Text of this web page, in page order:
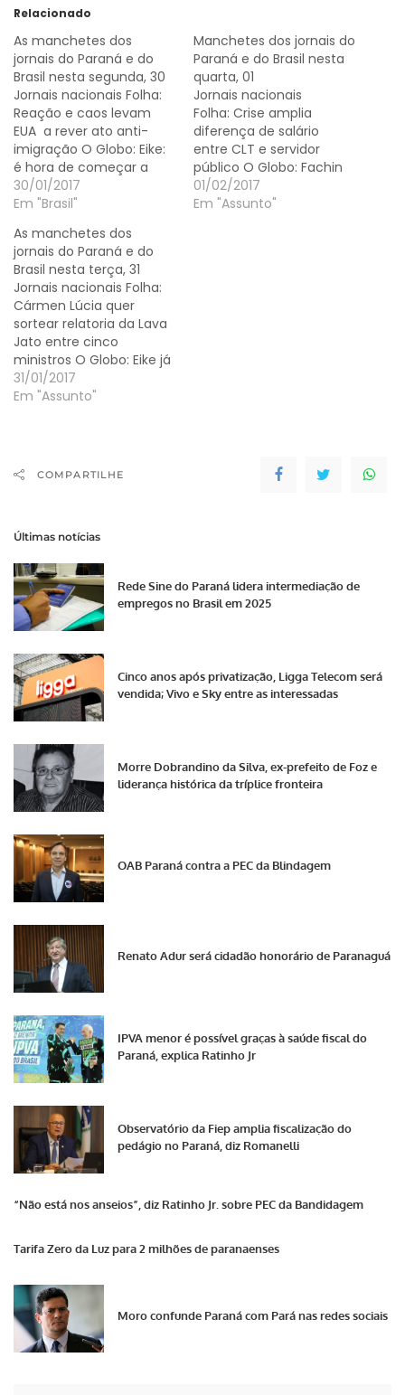
Relacionado
As manchetes dos
jornais do Paraná e do
Brasil nesta segunda, 30
Jornais nacionais Folha:
Reação e caos levam
EUA a rever ato anti-
imigração O Globo: Eike:
é hora de começar a
passar as coisas a limpo
O Estado de S.
equipes para evitar
quebra de empresas
Valor
Econômico: Demissões
na Eletrobras devem
custar R$ 2,5 bi Jornais do
Paraná Gazeta…
30/01/2017
Em "Brasil"
Manchetes dos jornais do
Paraná e do Brasil nesta
quarta, 01
Jornais nacionais
Folha: Crise amplia
diferença de salário
entre CLT e servidor
público O Globo: Fachin
poderá ir para turma que
julga Lava-Jato O Estado
01/02/2017
Em "Assunto"
As manchetes dos
jornais do Paraná e do
Brasil nesta terça, 31
Jornais nacionais Folha:
Cármen Lúcia quer
sortear relatoria da Lava
Jato entre cinco
ministros O Globo: Eike já
está em Bangu e deve
delatar O Estado de S.
mantém sigilo Valor
mercados Jornais do
Paraná Gazeta…
31/01/2017
Em "Assunto"
COMPARTILHE
Últimas notícias
Rede Sine do Paraná lidera intermediação de
empregos no Brasil em 2025
Cinco anos após privatização, Ligga Telecom será
vendida; Vivo e Sky entre as interessadas
Morre Dobrandino da Silva, ex-prefeito de Foz e
liderança histórica da tríplice fronteira
OAB Paraná contra a PEC da Blindagem
Renato Adur será cidadão honorário de Paranaguá
IPVA menor é possível graças à saúde fiscal do
Paraná, explica Ratinho Jr
Observatório da Fiep amplia fiscalização do
pedágio no Paraná, diz Romanelli
“Não está nos anseios”, diz Ratinho Jr. sobre PEC da Bandidagem
Tarifa Zero da Luz para 2 milhões de paranaenses
Moro confunde Paraná com Pará nas redes sociais